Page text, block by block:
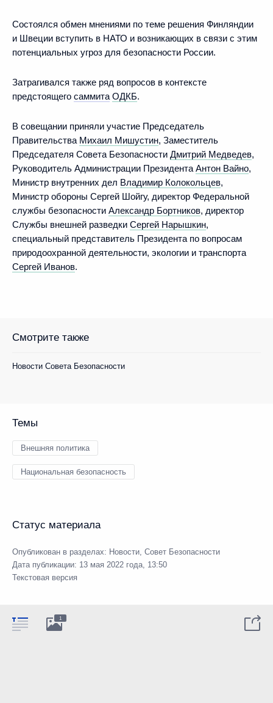
Состоялся обмен мнениями по теме решения Финляндии
и Швеции вступить в НАТО и возникающих в связи с этим
потенциальных угроз для безопасности России.
Затрагивался также ряд вопросов в контексте
предстоящего саммита ОДКБ.
В совещании приняли участие Председатель
Правительства Михаил Мишустин, Заместитель
Председателя Совета Безопасности Дмитрий Медведев,
Руководитель Администрации Президента Антон Вайно,
Министр внутренних дел Владимир Колокольцев,
Министр обороны Сергей Шойгу, директор Федеральной
службы безопасности Александр Бортников, директор
Службы внешней разведки Сергей Нарышкин,
специальный представитель Президента по вопросам
природоохранной деятельности, экологии и транспорта
Сергей Иванов.
Смотрите также
Новости Совета Безопасности
Темы
Внешняя политика
Национальная безопасность
Статус материала
Опубликован в разделах: Новости, Совет Безопасности
Дата публикации: 13 мая 2022 года, 13:50
Текстовая версия
1